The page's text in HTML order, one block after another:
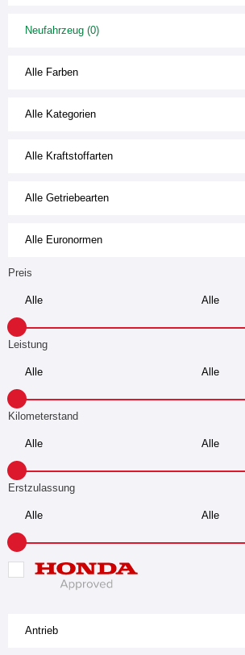
Neufahrzeug (0)
Alle Farben
Alle Kategorien
Alle Kraftstoffarten
Alle Getriebearten
Alle Euronormen
Preis
Leistung
Kilometerstand
Erstzulassung
Antrieb